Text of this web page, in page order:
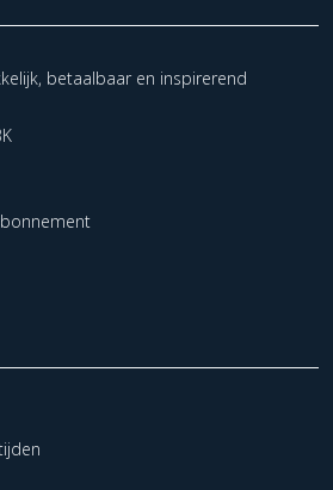
betaalbaar en inspirerend